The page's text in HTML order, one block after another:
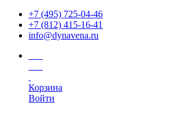
+7 (495) 725-04-46
+7 (812) 415-16-41
info@dynavena.ru
Корзина
Войти